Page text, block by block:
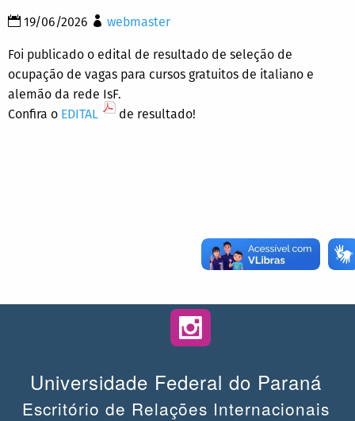
19/06/2026 webmaster
Foi publicado o edital de resultado de seleção de
ocupação de vagas para cursos gratuitos de italiano e
alemão da rede IsF.
Confira o EDITAL de resultado!
Universidade Federal do Paraná
Escritório de Relações Internacionais